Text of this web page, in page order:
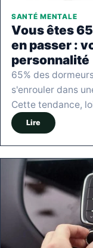
SANTÉ MENTALE
Vous êtes
en passer :
personnalité
65% des
s'enrouler dans
Cette tendance,
Lire